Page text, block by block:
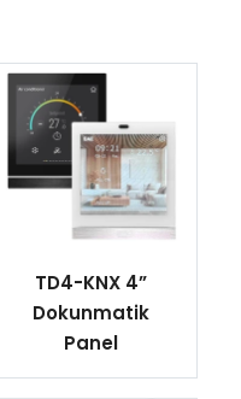
TD4-KNX 4”
Dokunmatik
Panel